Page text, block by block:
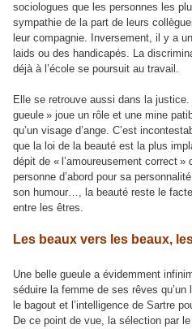
sociologues que les personnes les
sympathie de la part de leurs
leur compagnie. Inversement, il y a
laids ou des handicapés. La
déjà à l’école se poursuit au travail.
Elle se retrouve aussi dans la
gueule » joue un rôle et une mine
qu’un visage d’ange. C’est
que la loi de la beauté est la plus
dépit de « l’amoureusement correct »
personne d’abord pour sa
son humour…, la beauté reste le
entre les êtres.
Les beaux vers les beaux,
Une belle gueule a évidemment
séduire la femme de ses rêves qu’un
le bagout et l’intelligence de Sartre
De ce point de vue, la sélection par